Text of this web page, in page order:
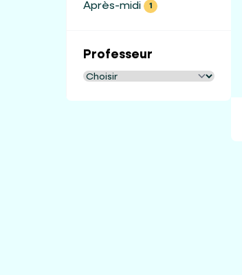
Après-midi 1
Professeur